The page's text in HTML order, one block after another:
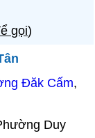
gọi)
Đăk Cấm,
Duy